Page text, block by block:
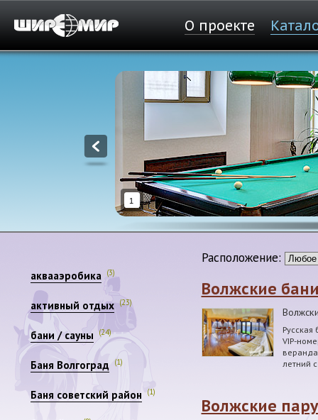
О проекте
1
аквааэробика (3)
активный отдых (23)
бани / сауны (24)
Баня Волгоград (1)
Баня советский район (1)
Расположение:
Волжские
VIP-
летний
Волжские